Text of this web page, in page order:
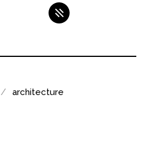
architecture